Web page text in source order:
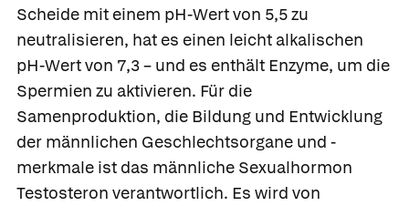
Scheide mit einem pH-Wert von 5,5 zu
neutralisieren, hat es einen leicht alkalischen
pH-Wert von 7,3 – und es enthält Enzyme, um die
Spermien zu aktivieren. Für die
Samenproduktion, die Bildung und Entwicklung
der männlichen Geschlechtsorgane und -
merkmale ist das männliche Sexualhormon
Testosteron verantwortlich. Es wird von